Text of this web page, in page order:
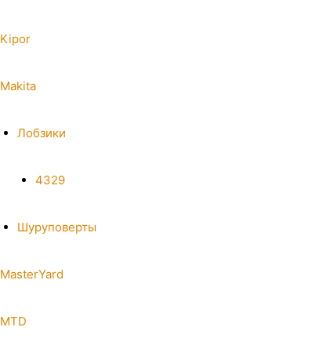
Kipor
Makita
Лобзики
4329
Шуруповерты
MasterYard
MTD